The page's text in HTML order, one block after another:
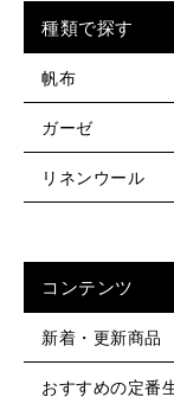
種類で探す
帆布
ガーゼ
リネンウール
コンテンツ
新着・更新商品
おすすめの定番